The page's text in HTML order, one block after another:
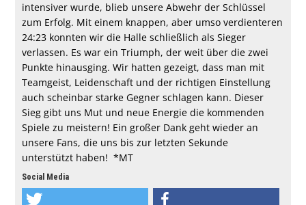
intensiver wurde, blieb unsere Abwehr der Schlüssel
zum Erfolg. Mit einem knappen, aber umso verdienteren
24:23 konnten wir die Halle schließlich als Sieger
verlassen. Es war ein Triumph, der weit über die zwei
Punkte hinausging. Wir hatten gezeigt, dass man mit
Teamgeist, Leidenschaft und der richtigen Einstellung
auch scheinbar starke Gegner schlagen kann. Dieser
Sieg gibt uns Mut und neue Energie die kommenden
Spiele zu meistern! Ein großer Dank geht wieder an
unsere Fans, die uns bis zur letzten Sekunde
unterstützt haben! *MT
Social Media